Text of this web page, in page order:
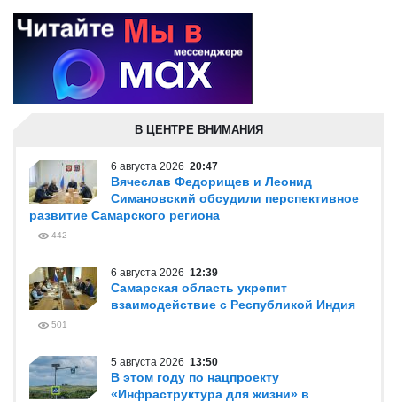
В ЦЕНТРЕ ВНИМАНИЯ
6 августа 2026 20:47
Вячеслав Федорищев и Леонид
Симановский обсудили перспективное
развитие Самарского региона
442
6 августа 2026 12:39
Самарская область укрепит
взаимодействие с Республикой Индия
501
5 августа 2026 13:50
В этом году по нацпроекту
«Инфраструктура для жизни» в